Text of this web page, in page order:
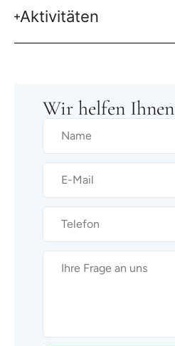
Aktivitäten
Wir helfen Ihnen